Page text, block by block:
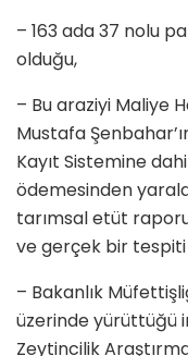
– 163 ada 37 nolu
olduğu,
– Bu araziyi Maliye
Mustafa
Kayıt Sistemine
ödemesinden
tarımsal etüt
ve gerçek bir tespiti
– Bakanlık
üzerinde yürüttüğü
Zeytincilik